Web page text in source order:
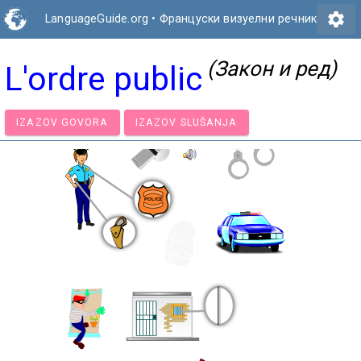
LanguageGuide.org • Француски визуелни речник settings
L'ordre public (Закон и ред)
IZAZOV GOVORA IZAZOV SLUŠANJA